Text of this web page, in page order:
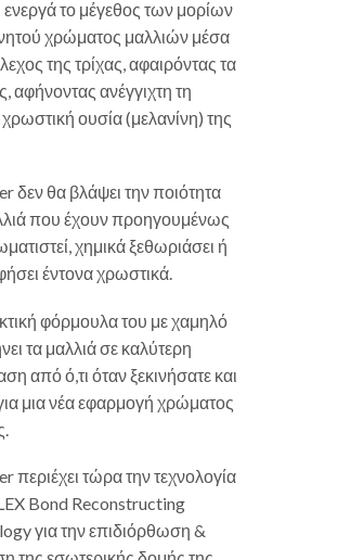
ενεργά το μέγεθος των μορίων
χρώματος μαλλιών μέσα
της τρίχας, αφαιρόντας τα
αφήνοντας ανέγγιχτη τη
ουσία (μελανίνη) της
δεν θα βλάψει την ποιότητα
που έχουν προηγουμένως
χημικά ξεθωριάσει ή
έντονα χρωστικά.
φόρμουλα του με χαμηλό
τα μαλλιά σε καλύτερη
από ό,τι όταν ξεκινήσατε και
μια νέα εφαρμογή χρώματος
περιέχει τώρα την τεχνολογία
Bond Reconstructing
για την επιδιόρθωση &